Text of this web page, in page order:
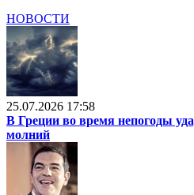
НОВОСТИ
25.07.2026 17:58
В Греции во время непогоды
молний